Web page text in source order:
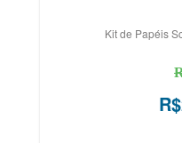
Kit de Papéis